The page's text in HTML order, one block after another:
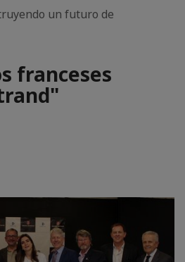
un futuro de
franceses